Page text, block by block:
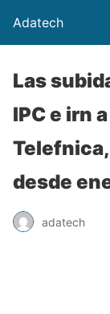
Adatech
Las
IPC e irn
desde
adatech